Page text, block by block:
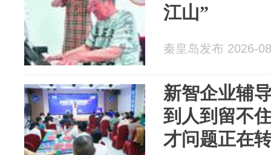
江山”
秦皇岛发布 2026-
新智企业辅
到人到留不
才问题正在